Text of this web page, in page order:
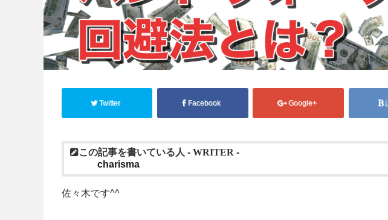
Twitter Facebook Google+
この記事を書いている人 - WRITER -
charisma
佐々木です^^